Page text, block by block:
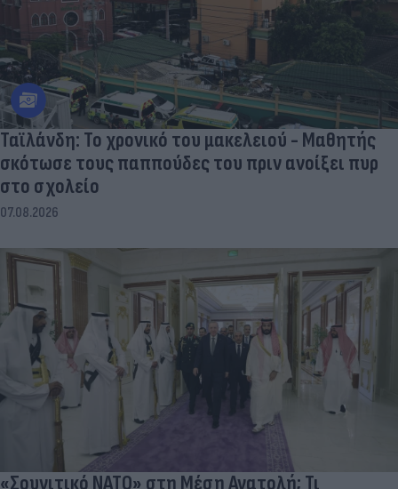
Ταϊλάνδη: Το χρονικό του μακελειού - Μαθητής
σκότωσε τους παππούδες του πριν ανοίξει πυρ
στο σχολείο
07.08.2026
«Σουνιτικό ΝΑΤΟ» στη Μέση Ανατολή; Τι